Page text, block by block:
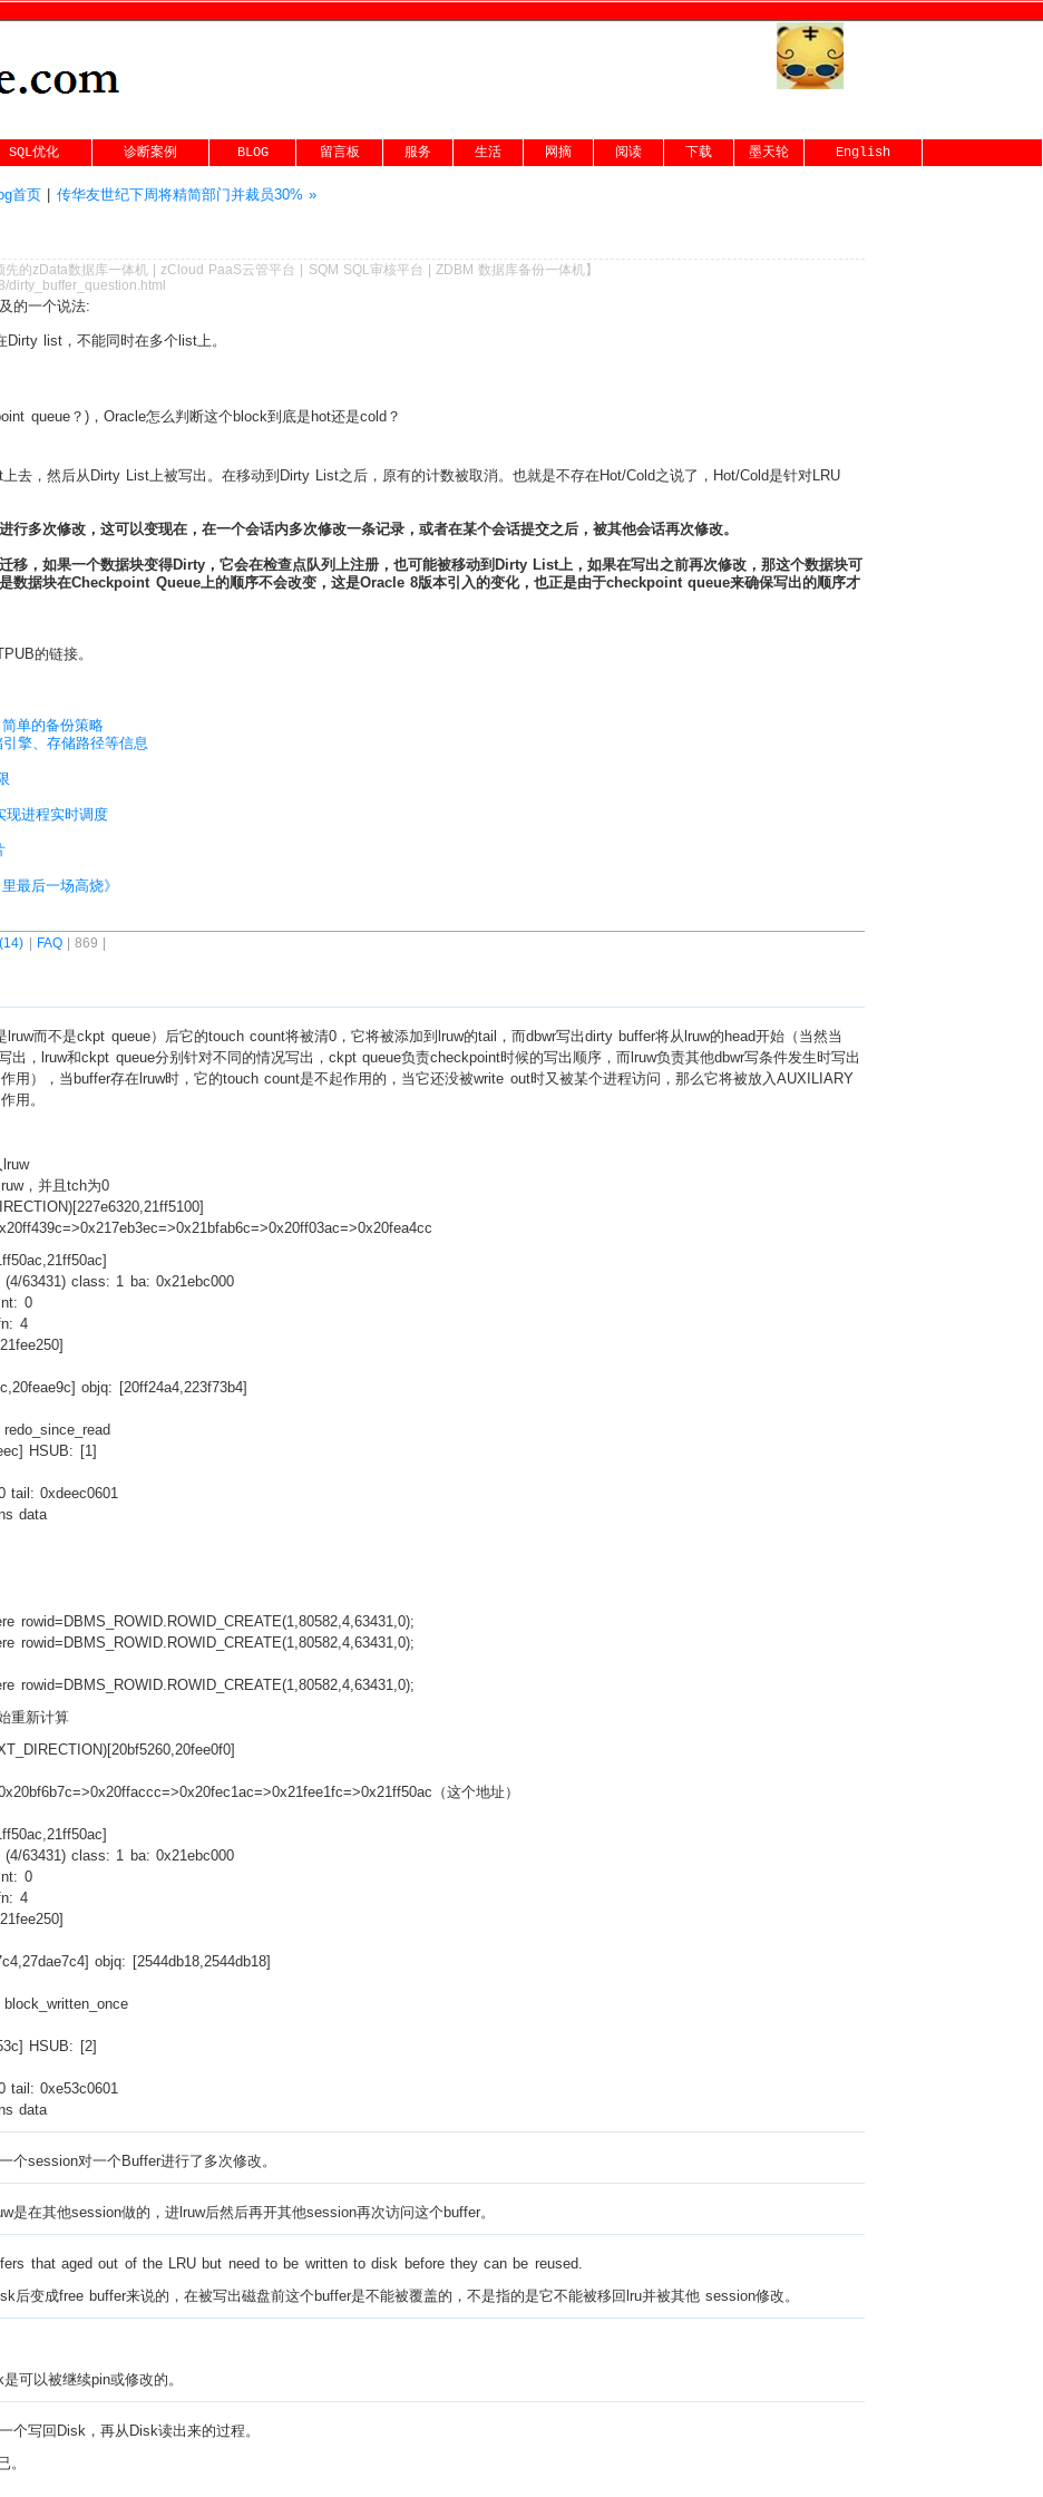
SQL优化 诊断案例 BLOG 留言板 服务 生活 网摘 阅读 下载 墨天轮 English
首页| 传华友世纪下周将精简部门并裁员30% »
先的zData数据库一体机|zCloud PaaS云管平台 SQM SQL审核平台 |ZDBM 数据库备份一体机】
dirty_buffer_question.html
的一个说法:
list，不能同时在多个list上。
queue？)，Oracle怎么判断这个block到底是hot还是cold？
去，然后从Dirty List上被写出。在移动到Dirty List之后，原有的计数被取消。也就是不存在Hot/Cold之说了，Hot/Cold是针对LRU
行多次修改，这可以变现在，在一个会话内多次修改一条记录，或者在某个会话提交之后，被其他会话再次修改。
移， 如果一个数据块变得Dirty，它会在检查点队列上注册，也可能被移动到Dirty List上，如果在写出之前再次修改，那这个数据块可
数据块在Checkpoint Queue上的顺序不会改变，这是Oracle 8版本引入的变化， 也正是由于checkpoint queue来确保写出的顺序才
的链接。
单的备份策略
擎、存储路径等信息
现进程实时调度
最后一场高烧》
| FAQ| 869 |
而不是ckpt queue）后它的touch count将被清0，它将被添加到lruw的tail，而dbwr写出dirty buffer将从lruw的head开始（当然当
出，lruw和ckpt queue分别针对不同的情况写出，ckpt queue负责checkpoint时候的写出顺序，而lruw负责其他dbwr写条件发生时写出
用），当buffer存在lruw时，它的touch count是不起作用的，当它还没被write out时又被某个进程访问，那么它将被放入AUXILIARY
用。
，并且tch为0
63431) class: 1 ba: 0x21ebc000
0
4
objq: [20ff24a4,223f73b4]
HSUB: [1]
tail: 0xdeec0601
data
rowid=DBMS_ROWID.ROWID_CREATE(1,80582,4,63431,0);
rowid=DBMS_ROWID.ROWID_CREATE(1,80582,4,63431,0);
rowid=DBMS_ROWID.ROWID_CREATE(1,80582,4,63431,0);
重新计算
（这个地址）
63431) class: 1 ba: 0x21ebc000
0
4
objq: [2544db18,2544db18]
HSUB: [2]
tail: 0xe53c0601
data
个session对一个Buffer进行了多次修改。
是在其他session做的，进lruw后然后再开其他session再次访问这个buffer。
that aged out of the LRU but need to be written to disk before they can be reused.
后变成free buffer来说的，在被写出磁盘前这个buffer是不能被覆盖的，不是指的是它不能被移回lru并被其他 session修改。
可以被继续pin或修改的。
个写回Disk，再从Disk读出来的过程。
。